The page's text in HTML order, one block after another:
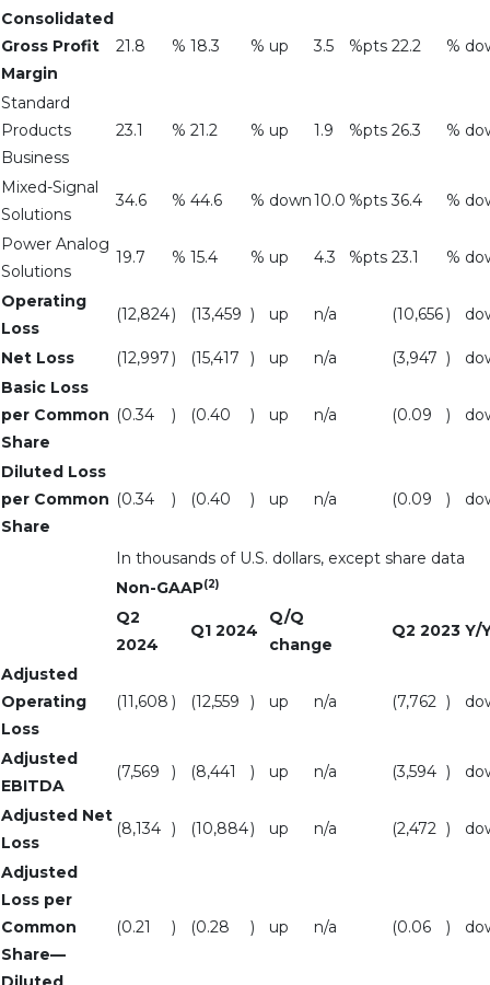
Consolidated
Gross Profit
Margin
21.8 % 18.3 % up 3.5 %pts 22.2 %
Standard
Products
Business
23.1 % 21.2 % up 1.9 %pts 26.3 %
Mixed-Signal
Solutions
34.6 % 44.6 % down10.0 %pts 36.4 %
Power Analog
Solutions
19.7 % 15.4 % up 4.3 %pts 23.1 %
Operating
Loss
(12,824) (13,459 ) up n/a (10,656)
Net Loss (12,997) (15,417 ) up n/a (3,947 )
Basic Loss
per Common
Share
(0.34 ) (0.40 ) up n/a (0.09 )
Diluted Loss
per Common
Share
(0.34 ) (0.40 ) up n/a (0.09 )
In thousands of U.S. dollars, except share data
Non-GAAP(2)
Q2
2024
Q1 2024
Q/Q
change
Q2 2023 Y/
Adjusted
Operating
Loss
(11,608 ) (12,559 ) up n/a (7,762 )
Adjusted
EBITDA
(7,569 ) (8,441 ) up n/a (3,594 )
Adjusted Net
Loss
(8,134 ) (10,884) up n/a (2,472 )
Adjusted
Loss per
Common
Share—
(0.21 ) (0.28 ) up n/a (0.06 )